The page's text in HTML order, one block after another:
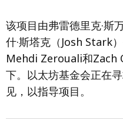
该项目由弗雷德里克·
什·斯塔克（Josh Stark
Mehdi Zerouali和Zach
下。以太坊基金会正在
见，以指导项目。